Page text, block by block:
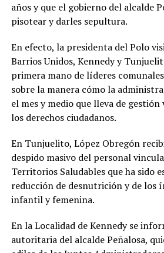
años y que el gobierno del alcalde
pisotear y darles sepultura.
En efecto, la presidenta del Polo
Barrios Unidos, Kennedy y
primera mano de líderes
sobre la manera cómo la
el mes y medio que lleva de
los derechos ciudadanos.
En Tunjuelito, López Obregón
despido masivo del personal
Territorios Saludables que ha sido
reducción de desnutrición y de los
infantil y femenina.
En la Localidad de Kennedy se
autoritaria del alcalde Peñalosa,